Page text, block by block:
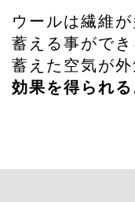
ウールは繊維
蓄える事ができ
蓄えた空気が
効果を得られる